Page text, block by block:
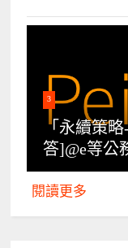
3
「永續策
答]@e等公
閱讀更多